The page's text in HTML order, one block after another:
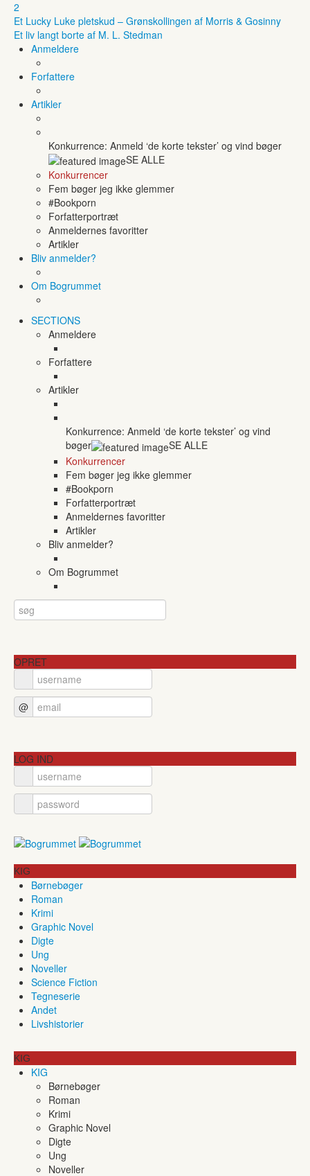
2
Et Lucky Luke pletskud – Grønskollingen af Morris & Gosinny
Et liv langt borte af M. L. Stedman
Anmeldere
Forfattere
Artikler
Konkurrence: Anmeld ‘de korte tekster’ og vind bøger
SE ALLE
Konkurrencer
Fem bøger jeg ikke glemmer
#Bookporn
Forfatterportræt
Anmeldernes favoritter
Artikler
Bliv anmelder?
Om Bogrummet
SECTIONS
Anmeldere
Forfattere
Artikler
Konkurrence: Anmeld ‘de korte tekster’ og vind
bøger
SE ALLE
Konkurrencer
Fem bøger jeg ikke glemmer
#Bookporn
Forfatterportræt
Anmeldernes favoritter
Artikler
Bliv anmelder?
Om Bogrummet
OPRET
@
LOG IND
KIG
Børnebøger
Roman
Krimi
Graphic Novel
Digte
Ung
Noveller
Science Fiction
Tegneserie
Andet
Livshistorier
KIG
KIG
Børnebøger
Roman
Krimi
Graphic Novel
Digte
Ung
Noveller